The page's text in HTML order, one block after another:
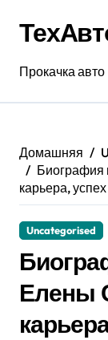
содержанию
Прокачка авто
Домашняя
Биография
карьера,
Uncategorised
Елены